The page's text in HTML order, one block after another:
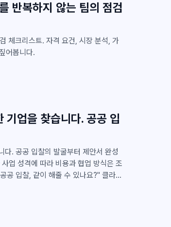
반복하지 않는 팀의 점검
체크리스트. 자격 요건, 시장 분석, 가
어봅니다.
기업을 찾습니다. 공공 입
다. 공공 입찰의 발굴부터 제안서 완성
업 성격에 따라 비용과 협업 방식은 조
찰의 end
운 회사 솔직히 클라이원